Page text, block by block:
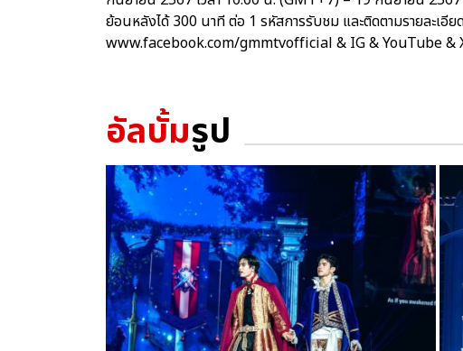
ย้อนหลังได้ 300 นาที ต่อ 1 รหัสการรับชม และติดตามรายละเ
www.facebook.com/gmmtvofficial & IG & YouTube &
อัลบั้มรูป